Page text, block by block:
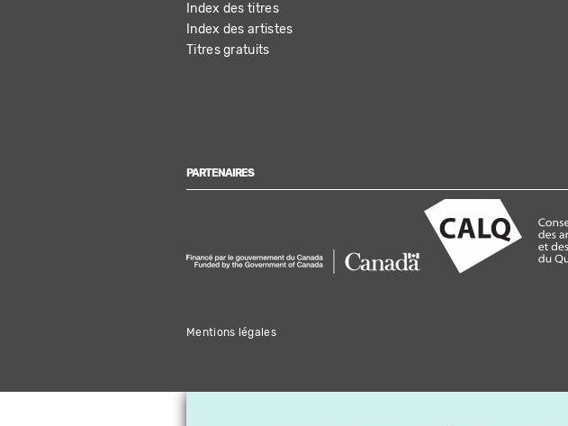
Index des titres
Index des artistes
Titres gratuits
PARTENAIRES
Mentions légales